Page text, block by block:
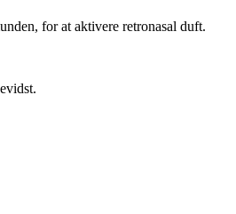
for at aktivere retronasal duft.